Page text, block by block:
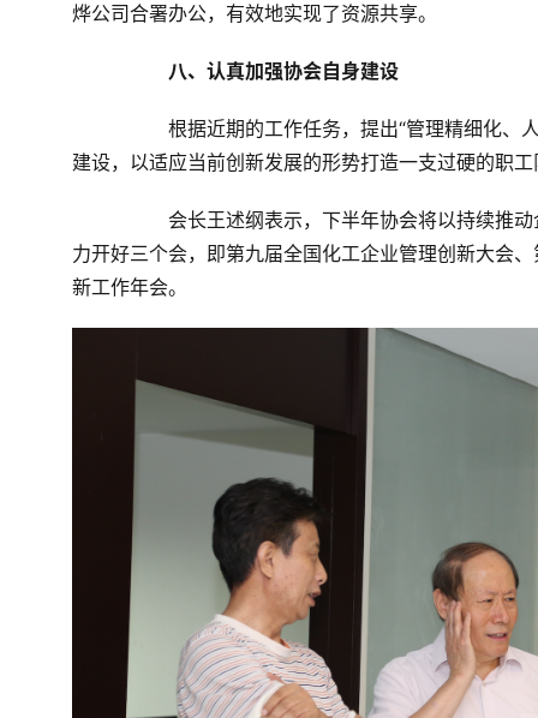
烨公司合署办公，有效地实现了资源共享。
八、认真加强协会自身建设
建设，以适应当前创新发展的形势打造一支过硬的职
力开好三个会，即第九届全国化工企业管理创新大会
新工作年会。